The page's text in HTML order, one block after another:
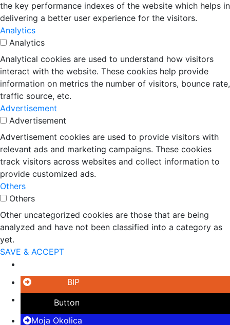
the key performance indexes of the website which helps in
delivering a better user experience for the visitors.
Analytics
Analytics
Analytical cookies are used to understand how visitors
interact with the website. These cookies help provide
information on metrics the number of visitors, bounce rate,
traffic source, etc.
Advertisement
Advertisement
Advertisement cookies are used to provide visitors with
relevant ads and marketing campaigns. These cookies
track visitors across websites and collect information to
provide customized ads.
Others
Others
Other uncategorized cookies are those that are being
analyzed and have not been classified into a category as
yet.
SAVE & ACCEPT
BIP
Button
Moja Okolica